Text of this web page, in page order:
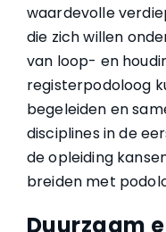
waardevolle
die zich willen
van loop- en
registerpodoloog
begeleiden en
disciplines in de
de opleiding
breiden met
Duurzaam